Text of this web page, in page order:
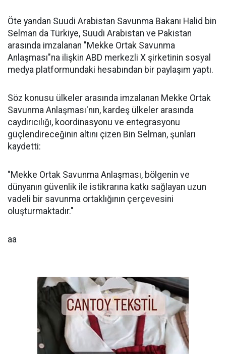
Öte yandan Suudi Arabistan Savunma Bakanı Halid bin
Selman da Türkiye, Suudi Arabistan ve Pakistan
arasında imzalanan "Mekke Ortak Savunma
Anlaşması"na ilişkin ABD merkezli X şirketinin sosyal
medya platformundaki hesabından bir paylaşım yaptı.
Söz konusu ülkeler arasında imzalanan Mekke Ortak
Savunma Anlaşması'nın, kardeş ülkeler arasında
caydırıcılığı, koordinasyonu ve entegrasyonu
güçlendireceğinin altını çizen Bin Selman, şunları
kaydetti:
"Mekke Ortak Savunma Anlaşması, bölgenin ve
dünyanın güvenlik ile istikrarına katkı sağlayan uzun
vadeli bir savunma ortaklığının çerçevesini
oluşturmaktadır."
aa